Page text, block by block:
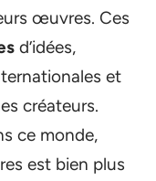
œuvres. Ces
d’idées,
et
créateurs.
ce monde,
est bien plus